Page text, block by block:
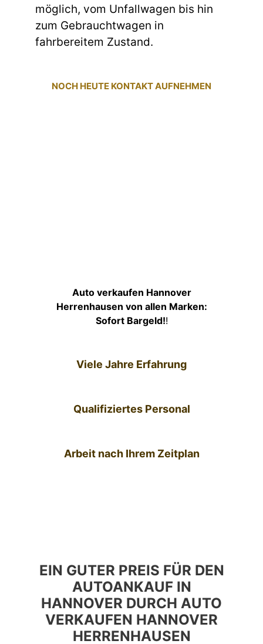
möglich, vom Unfallwagen bis hin
zum Gebrauchtwagen in
fahrbereitem Zustand.
NOCH HEUTE KONTAKT AUFNEHMEN
Auto verkaufen Hannover
Herrenhausen von allen Marken:
Sofort Bargeld!!
Viele Jahre Erfahrung
Qualifiziertes Personal
Arbeit nach Ihrem Zeitplan
EIN GUTER PREIS FÜR DEN
AUTOANKAUF IN
HANNOVER DURCH AUTO
VERKAUFEN HANNOVER
HERRENHAUSEN